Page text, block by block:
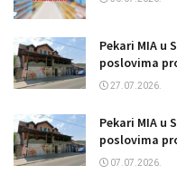
Pekari MIA u
poslovima
27.07.2026.
Pekari MIA u
poslovima
07.07.2026.